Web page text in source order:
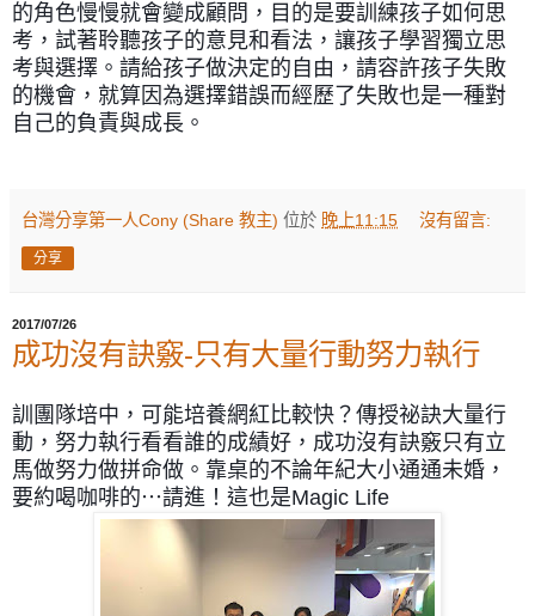
的角色慢慢就會變成顧問，目的是要訓練孩子如何思
考，試著聆聽孩子的意見和看法，讓孩子學習獨立思
考與選擇。請給孩子做決定的自由，請容許孩子失敗
的機會，就算因為選擇錯誤而經歷了失敗也是一種對
自己的負責與成長。
台灣分享第一人Cony (Share 教主) 位於 晚上11:15 沒有留言:
分享
2017/07/26
成功沒有訣竅-只有大量行動努力執行
訓 團隊培中，可能培養網紅比較快？傳授祕訣大量行
動，努力執行看看誰的成績好，成功沒有訣竅只有立
馬做努力做拼命做。 靠桌的不論年紀大小通通未婚，
要約喝咖啡的⋯請進！ 這也是Magic Life